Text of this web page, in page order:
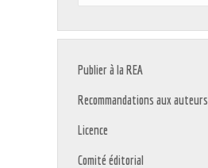
Publier à la REA
Recommandations aux auteurs
Licence
Comité éditorial